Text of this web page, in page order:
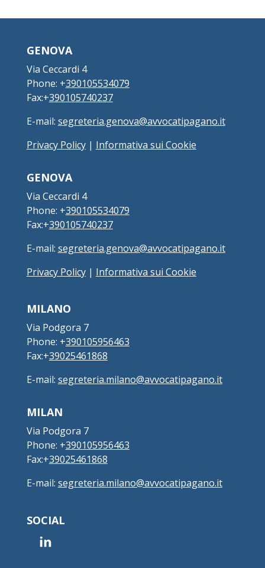
GENOVA
Via Ceccardi 4
Phone: +390105534079
Fax:+390105740237
E-mail: segreteria.genova@avvocatipagano.it
Privacy Policy| Informativa sui Cookie
GENOVA
Via Ceccardi 4
Phone: +390105534079
Fax:+390105740237
E-mail: segreteria.genova@avvocatipagano.it
Privacy Policy| Informativa sui Cookie
MILANO
Via Podgora 7
Phone: +390105956463
Fax:+39025461868
E-mail: segreteria.milano@avvocatipagano.it
MILAN
Via Podgora 7
Phone: +390105956463
Fax:+39025461868
E-mail: segreteria.milano@avvocatipagano.it
SOCIAL